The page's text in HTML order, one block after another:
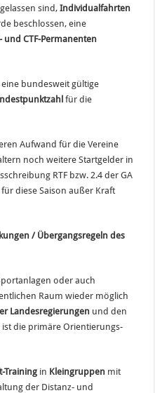
sind,Individualfahrten
beschlossen, eine
und CTF-Permanenten
bundesweit gültige
für die
Aufwand für die Vereine
noch weitere Startgelder in
RTF bzw. 2.4 der GA
diese Saison außer Kraft
/ Übergangsregeln des
oder auch
Raum wieder möglich
Landesregierungen und den
die primäre Orientierungs-
Training in Kleingruppen mit
der Distanz- und